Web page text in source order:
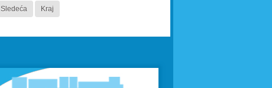
Sledeća Kraj